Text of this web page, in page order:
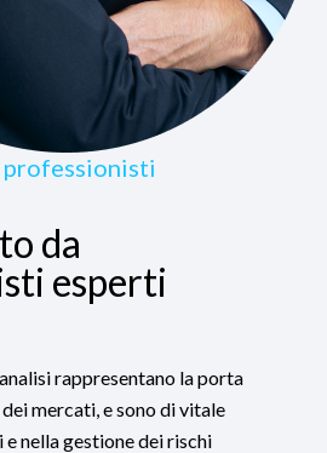
professionisti
da
esperti
rappresentano la porta
mercati, e sono di vitale
e nella gestione dei rischi